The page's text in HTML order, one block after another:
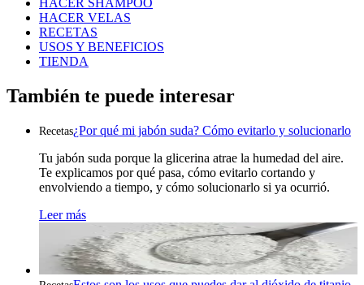
HACER SHAMPOO
HACER VELAS
RECETAS
USOS Y BENEFICIOS
También te puede interesar
Tu jabón suda porque la glicerina atrae la humedad del aire.
Te explicamos por qué pasa, cómo evitarlo cortando y